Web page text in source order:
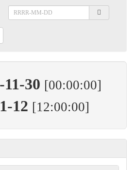
11-30 [00:00:00]
12 [12:00:00]